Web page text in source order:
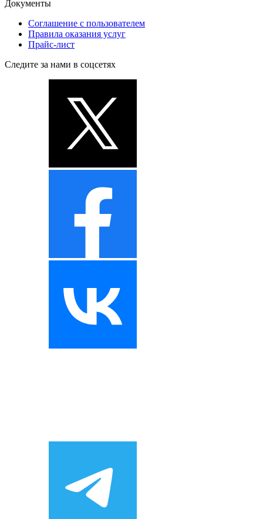
Документы
Соглашение с пользователем
Правила оказания услуг
Прайс-лист
Следите за нами в соцсетях